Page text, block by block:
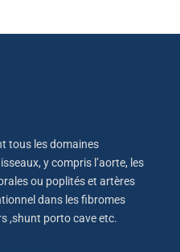
tous les domaines
y compris l’aorte, les
ou poplités et artères
dans les fibromes
,shunt porto cave etc.